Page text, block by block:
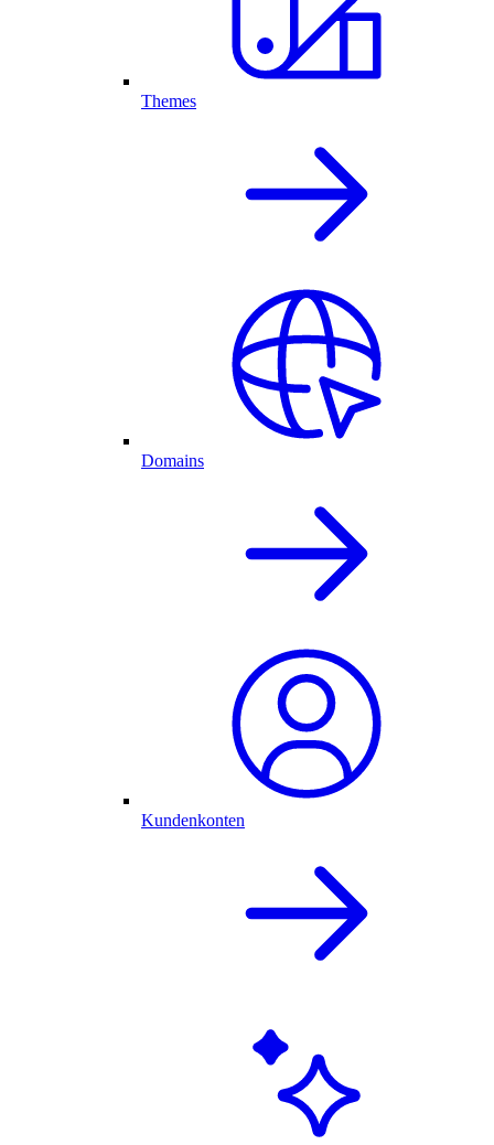
Themes
Domains
Kundenkonten